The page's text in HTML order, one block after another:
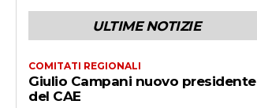
ULTIME NOTIZIE
COMITATI REGIONALI
Giulio Campani nuovo presidente
del CAE